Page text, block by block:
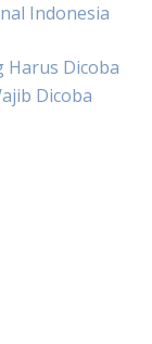
Indonesia
Harus Dicoba
Dicoba